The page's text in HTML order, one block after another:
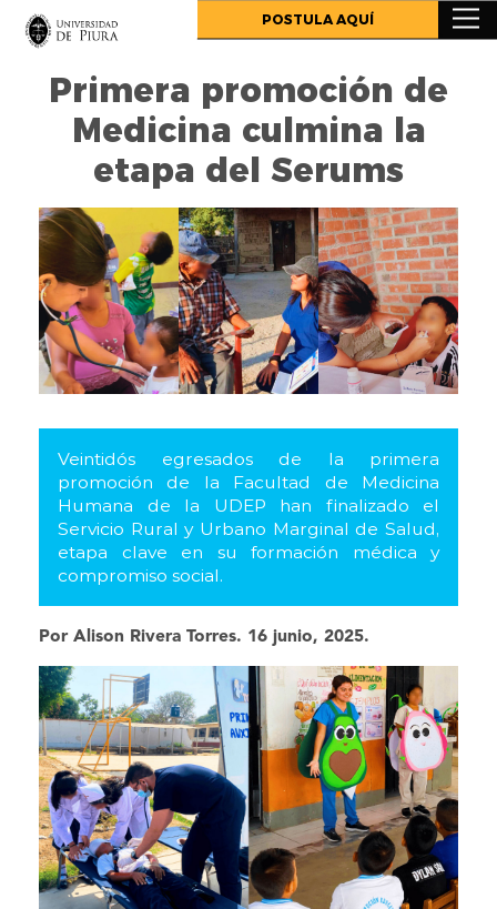
POSTULA AQUÍ
Primera promoción de
Medicina culmina la
etapa del Serums
Veintidós egresados de la primera
promoción de la Facultad de Medicina
Humana de la UDEP han finalizado el
Servicio Rural y Urbano Marginal de Salud,
etapa clave en su formación médica y
compromiso social.
Por Alison Rivera Torres. 16 junio, 2025.